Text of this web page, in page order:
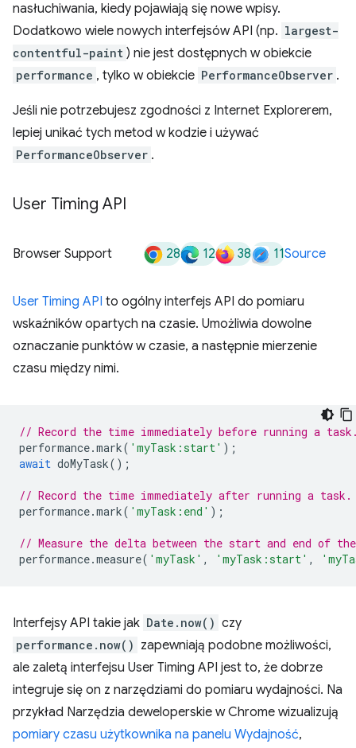
nasłuchiwania, kiedy pojawiają się nowe wpisy.
Dodatkowo wiele nowych interfejsów API (np. largest-
contentful-paint ) nie jest dostępnych w obiekcie
performance , tylko w obiekcie PerformanceObserver .
Jeśli nie potrzebujesz zgodności z Internet Explorerem,
lepiej unikać tych metod w kodzie i używać
PerformanceObserver .
User Timing API
Browser Support 28 12 38 11Source
User Timing API to ogólny interfejs API do pomiaru
wskaźników opartych na czasie. Umożliwia dowolne
oznaczanie punktów w czasie, a następnie mierzenie
czasu między nimi.
// Record the time immediately before running a
performance.mark( 'myTask:start' );
await doMyTask();
// Record the time immediately after running a task.
performance.mark( 'myTask:end' );
// Measure the delta between the start and end of
performance.measure( 'myTask' , 'myTask:start' ,
Interfejsy API takie jak Date.now() czy
performance.now() zapewniają podobne możliwości,
ale zaletą interfejsu User Timing API jest to, że dobrze
integruje się on z narzędziami do pomiaru wydajności. Na
przykład Narzędzia deweloperskie w Chrome wizualizują
pomiary czasu użytkownika na panelu Wydajność,